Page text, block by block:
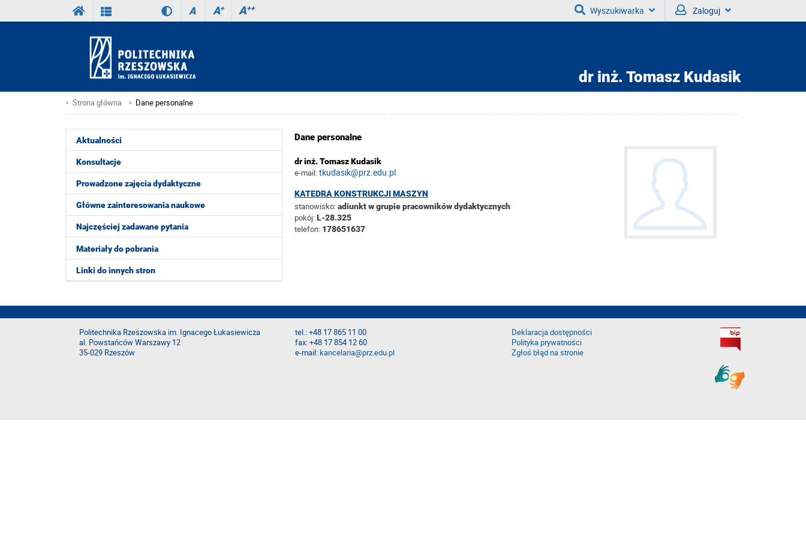
A A+ A++ Wyszukiwarka Zaloguj
dr inż. Tomasz Kudasik
Strona główna Dane personalne
Aktualności
Konsultacje
Prowadzone zajęcia dydaktyczne
Główne zainteresowania naukowe
Najczęściej zadawane pytania
Materiały do pobrania
Linki do innych stron
Dane personalne
dr inż. Tomasz Kudasik
e-mail:tkudasik@prz.edu.pl
KATEDRA KONSTRUKCJI MASZYN
stanowisko:adiunkt w grupie pracowników dydaktycznych
pokój:L-28.325
telefon: 178651637
Politechnika Rzeszowska im. Ignacego Łukasiewicza
al. Powstańców Warszawy 12
35-029 Rzeszów
tel.: +48 17 865 11 00
fax: +48 17 854 12 60
e-mail:kancelaria@prz.edu.pl
Deklaracja dostępności
Polityka prywatności
Zgłoś błąd na stronie